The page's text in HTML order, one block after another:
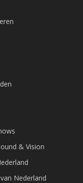
& Vision
Nederland